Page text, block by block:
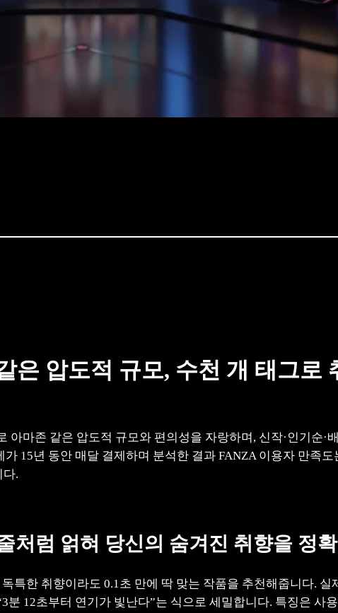
은 압도적 규모, 수천 개 태그로
마존 같은 압도적 규모와 편의성을 자랑하며, 신작·인기순·
15년 동안 매달 결제하며 분석한 결과 FANZA 이용자 만족
다.
처럼 얽혀 당신의 숨겨진 취향을 정
특한 취향이라도 0.1초 만에 딱 맞는 작품을 추천해줍니다. 실
12초부터 연기가 빛난다”는 식으로 세밀합니다. 특징은 사